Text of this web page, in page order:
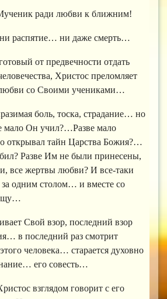
ради любви к ближним!
ни распятие… ни даже смерть…
от предвечности отдать
Христос преломляет
со Своими учениками…
боль, тоска, страдание… но
мало Он учил?…Разве мало
открывал тайн Царства Божия?…
Разве Им не были принесены,
все жертвы любви? И все-таки
за одним столом… и вместе со
Свой взор, последний взор
в последний раз смотрит
человека… старается духовно
его совесть…
взглядом говорит с его